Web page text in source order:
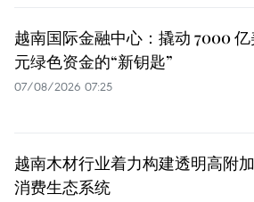
越南国际金融中心：撬动 7000 亿
元绿色资金的“新钥匙”
07/08/2026 07:25
越南木材行业着力构建透明高附
消费生态系统